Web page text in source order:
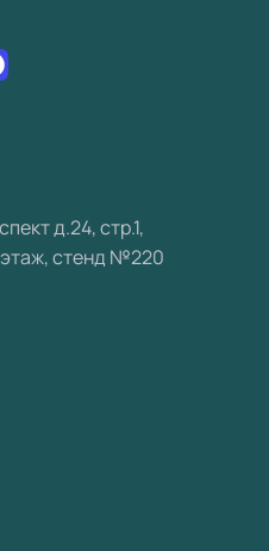
д.24, стр.1,
стенд №220